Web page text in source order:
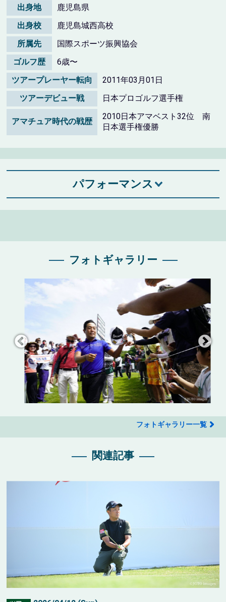
出身地
鹿児島県
出身校
鹿児島城西高校
所属先
国際スポーツ振興協会
ゴルフ歴
6歳〜
ツアープレーヤー転向
2011年03月01日
ツアーデビュー戦
日本プロゴルフ選手権
アマチュア時代の戦歴
2010日本アマベスト32位 南
日本選手権優勝
パフォーマンス
フォトギャラリー
フォトギャラリー一覧
関連記事